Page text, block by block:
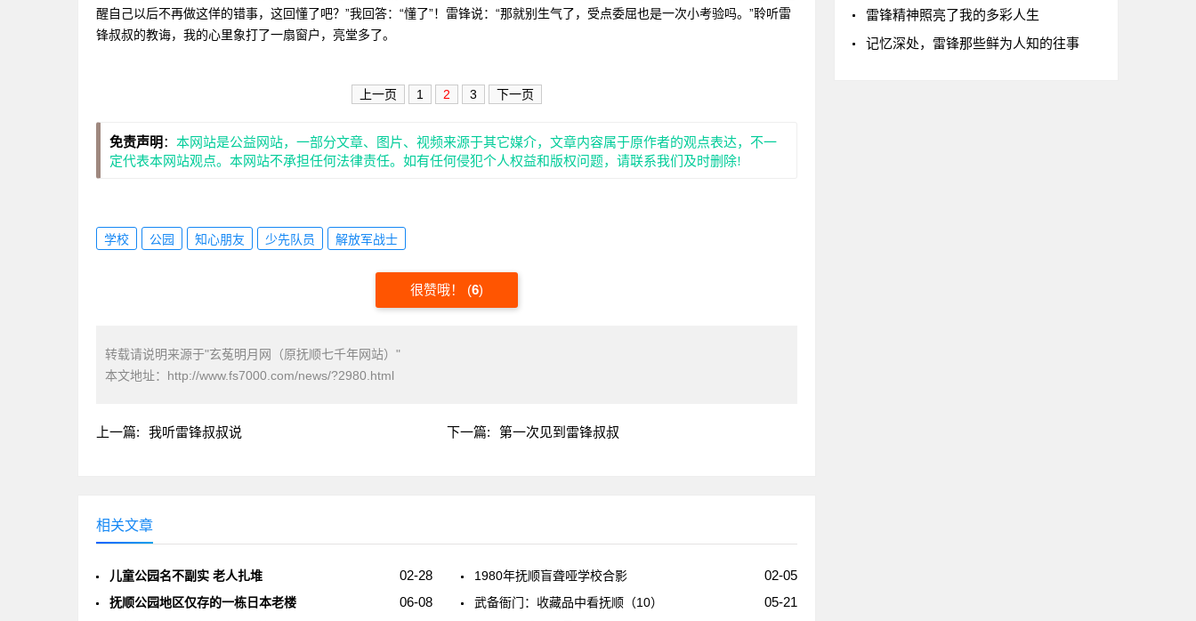
醒自己以后不再做这佯的错事，这回懂了吧？”我回答：“懂了”！雷锋说：“那就别生气了，受点委屈也是一次小考验吗。”聆听雷
锋叔叔的教诲，我的心里象打了一扇窗户，亮堂多了。
上一页 1 2 3 下一页
免责声明 ： 本网站是公益网站，一部分文章、图片、视频来源于其它媒介，文章内容属于原作者的观点表达，不一
定代表本网站观点。本网站不承担任何法律责任。如有任何侵犯个人权益和版权问题，请联系我们及时删除!
学校 公园 知心朋友 少先队员 解放军战士
很赞哦！ (6)
转载请说明来源于"玄菟明月网（原抚顺七千年网站）"
本文地址： http://www.fs7000.com/news/?2980.html
上一篇: 我听雷锋叔叔说 下一篇: 第一次见到雷锋叔叔
相关文章
02-28
儿童公园名不副实 老人扎堆 02-05
1980年抚顺盲聋哑学校合影
06-08
抚顺公园地区仅存的一栋日本老楼 05-21
武备衙门：收藏品中看抚顺（10）
雷锋精神照亮了我的多彩人生
记忆深处，雷锋那些鲜为人知的往事